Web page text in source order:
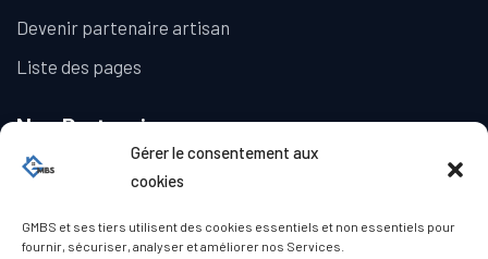
Gérer le consentement aux
cookies
GMBS et ses tiers utilisent des cookies essentiels et non essentiels pour
fournir, sécuriser, analyser et améliorer nos Services.
Devenir partenaire artisan
Liste des pages
Nos Partenaires
La Galerie Immobilière